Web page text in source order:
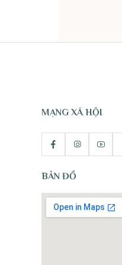
MẠNG XÃ HỘI
BẢN ĐỒ